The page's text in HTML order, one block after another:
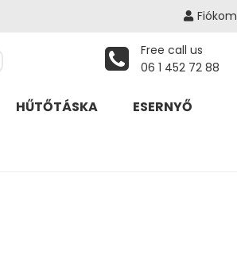
Fiókom
Free call us
06 1 452 72 88
HŰTŐTÁSKA ESERNYŐ